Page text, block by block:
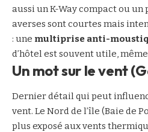
aussi un K-Way compact ou
averses sont courtes mais
: une multiprise anti-
d’hôtel est souvent utile,
Un mot sur le vent
Dernier détail qui peut
vent. Le Nord de l’île (Baie de
plus exposé aux vents